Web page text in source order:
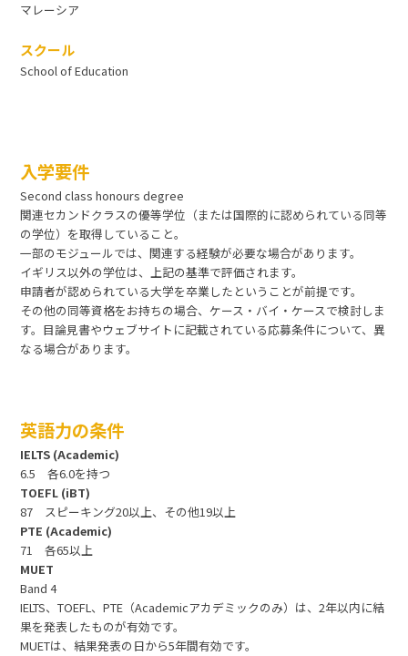
マレーシア
スクール
School of Education
入学要件
Second class honours degree
関連セカンドクラスの優等学位（または国際的に認められている同等
の学位）を取得していること。
一部のモジュールでは、関連する経験が必要な場合があります。
イギリス以外の学位は、上記の基準で評価されます。
申請者が認められている大学を卒業したということが前提です。
その他の同等資格をお持ちの場合、ケース・バイ・ケースで検討しま
す。目論見書やウェブサイトに記載されている応募条件について、異
なる場合があります。
英語力の条件
IELTS (Academic)
6.5 各6.0を持つ
TOEFL (iBT)
87 スピーキング20以上、その他19以上
PTE (Academic)
71 各65以上
MUET
Band 4
IELTS、TOEFL、PTE（Academicアカデミックのみ）は、2年以内に結
果を発表したものが有効です。
MUETは、結果発表の日から5年間有効です。